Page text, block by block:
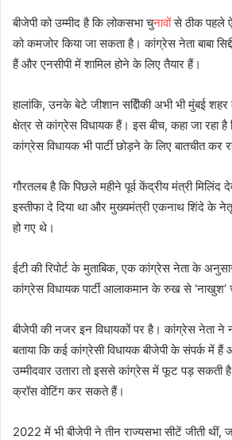
बीजेपी को उम्मीद है कि लोकसभा चुनावों से ठीक पहले
को कमजोर किया जा सकता है। कांग्रेस नेता बाबा
हैं और एनसीपी में शामिल होने के लिए तैयार हैं।
हालांकि, उनके बेटे जीशान सद्दिीकी अभी भी मुंबई शहर
क्षेत्र से कांग्रेस विधायक हैं। इस बीच, कहा जा रहा
कांग्रेस विधायक भी पार्टी छोड़ने के लिए बातचीत कर
गौरतलब है कि पिछले महीने पूर्व केंद्रीय मंत्री मिलिंद
इस्तीफा दे दिया था और मुख्यमंत्री एकनाथ शिंदे के
हो गए थे।
ईटी की रिपोर्ट के मुताबिक, एक कांग्रेस नेता के
कांग्रेस विधायक पार्टी आलाकमान के रुख से
बीजेपी की नजर इन विधायकों पर है। कांग्रेस नेता ने
बताया कि कई कांग्रेसी विधायक बीजेपी के संपर्क में हैं
उम्मीदवार उतारा तो इससे कांग्रेस में फूट पड़ सकती
क्रॉस वोटिंग कर सकते हैं।
2022 में भी बीजेपी ने तीन राज्यसभा सीटें जीती